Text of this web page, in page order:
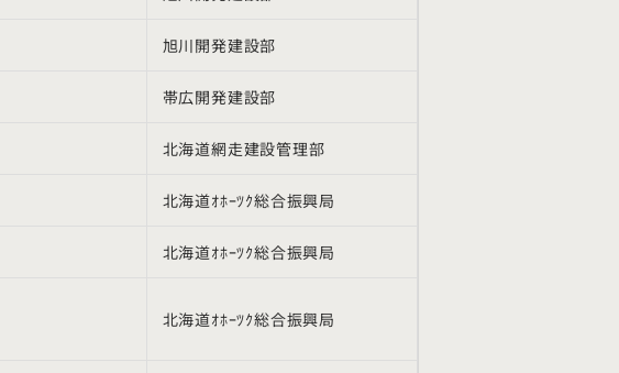
旭川開発建設部
帯広開発建設部
北海道網走建設管理部
北海道ｵﾎｰﾂｸ総合振興局
北海道ｵﾎｰﾂｸ総合振興局
北海道ｵﾎｰﾂｸ総合振興局